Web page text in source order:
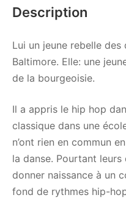
Description
Lui un jeune rebelle
Baltimore. Elle: une
de la bourgeoisie.
Il a appris le hip hop
classique dans une
n’ont rien en commun
la danse. Pourtant
donner naissance à un
fond de rythmes hip-